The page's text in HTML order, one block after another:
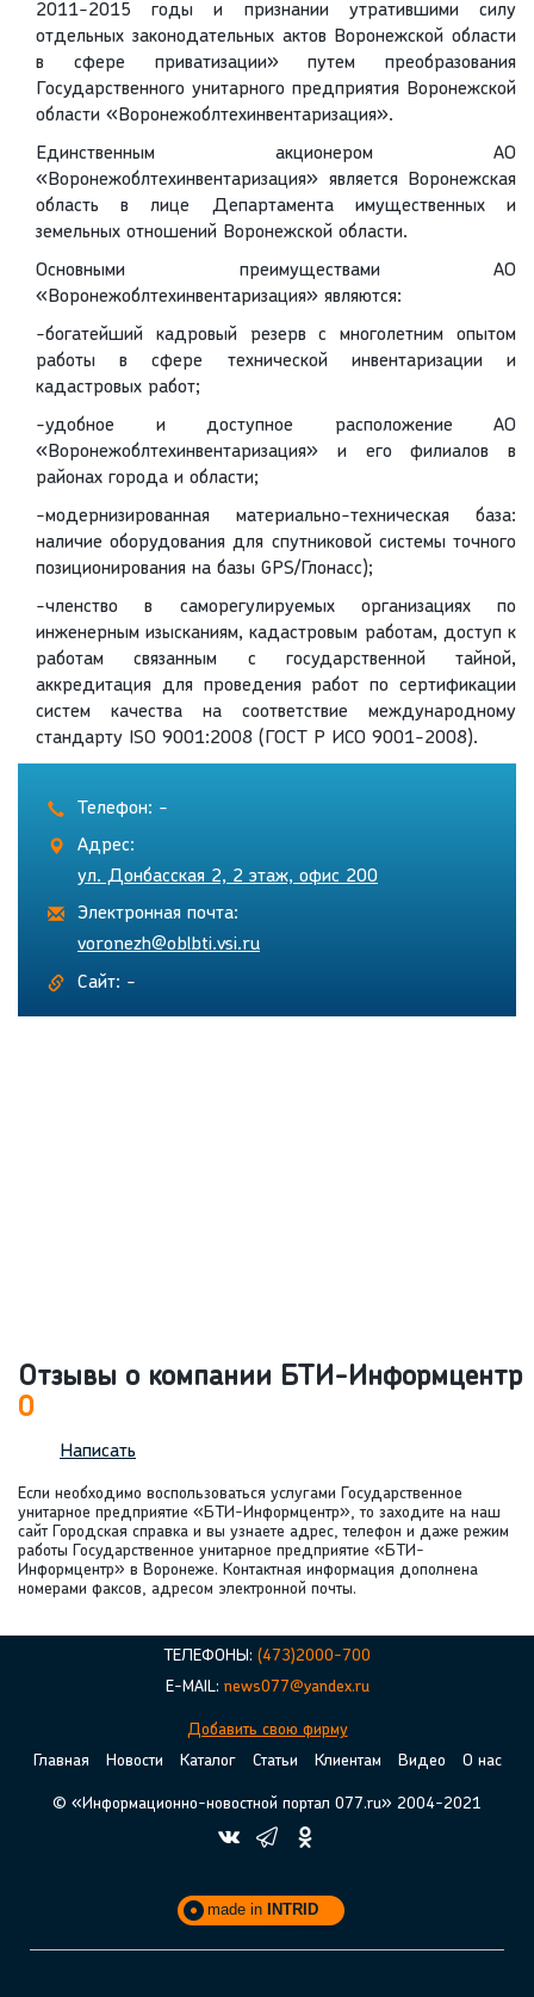
2011-2015 годы и признании утратившими силу
отдельных законодательных актов Воронежской области
в сфере приватизации» путем преобразования
Государственного унитарного предприятия Воронежской
области «Воронежоблтехинвентаризация».
Единственным акционером АО
«Воронежоблтехинвентаризация» является Воронежская
область в лице Департамента имущественных и
земельных отношений Воронежской области.
Основными преимуществами АО
«Воронежоблтехинвентаризация» являются:
-богатейший кадровый резерв с многолетним опытом
работы в сфере технической инвентаризации и
кадастровых работ;
-удобное и доступное расположение АО
«Воронежоблтехинвентаризация» и его филиалов в
районах города и области;
-модернизированная материально-техническая база:
наличие оборудования для спутниковой системы точного
позиционирования на базы GPS/Глонасс);
-членство в саморегулируемых организациях по
инженерным изысканиям, кадастровым работам, доступ к
работам связанным с государственной тайной,
аккредитация для проведения работ по сертификации
систем качества на соответствие международному
стандарту ISO 9001:2008 (ГОСТ Р ИСО 9001-2008).
Телефон: -
Адрес:
ул. Донбасская 2, 2 этаж, офис 200
Электронная почта:
voronezh@oblbti.vsi.ru
Сайт: -
Отзывы о компании БТИ-Информцентр
0
Написать
Если необходимо воспользоваться услугами Государственное
унитарное предприятие «БТИ-Информцентр», то заходите на наш
сайт Городская справка и вы узнаете адрес, телефон и даже режим
работы Государственное унитарное предприятие «БТИ-
Информцентр» в Воронеже. Контактная информация дополнена
номерами факсов, адресом электронной почты.
ТЕЛЕФОНЫ: (473)2000-700
E-MAIL: news077@yandex.ru
Добавить свою фирму
Главная
Новости Каталог Статьи Клиентам Видео О нас
© «Информационно-новостной портал 077.ru» 2004-2021
made in INTRID